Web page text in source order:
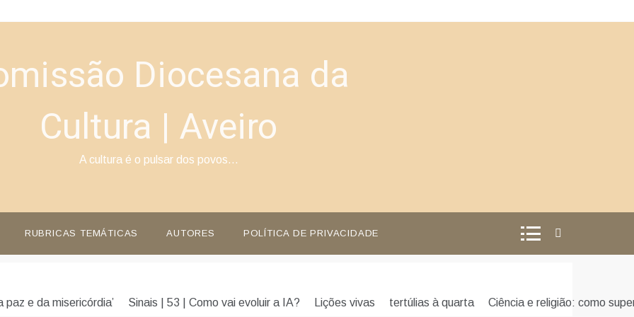
Diocesana da
Cultura | Aveiro
A cultura é o pulsar dos povos…
RUBRICAS TEMÁTICAS AUTORES POLÍTICA DE PRIVACIDADE
e da misericórdia’ Sinais | 53 | Como vai evoluir a IA? Lições vivas tertúlias à quarta Ciência e religião: como